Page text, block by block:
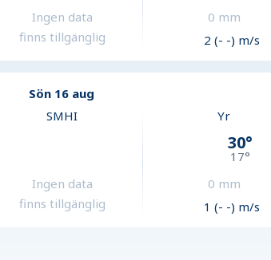
Ingen data
finns tillgänglig
0 mm
2 (- -) m/s
Sön 16 aug
SMHI
Ingen data
finns tillgänglig
Yr
30°
17°
0 mm
1 (- -) m/s